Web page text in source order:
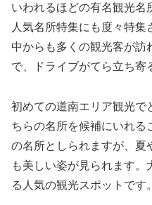
いわれるほどの有名観光名
人気名所特集にも度々特
中からも多くの観光客が訪
で、ドライブがてら立ち寄
初めての道南エリア観光で
ちらの名所を候補にいれる
の名所としられますが、夏
も美しい姿が見られます
る人気の観光スポットです。